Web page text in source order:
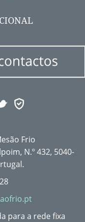
Frio
N.º 432, 5040-
para a rede fixa